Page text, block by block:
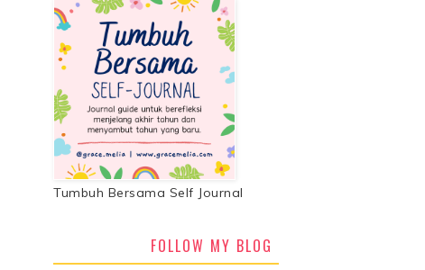
Tumbuh Bersama Self Journal
FOLLOW MY BLOG